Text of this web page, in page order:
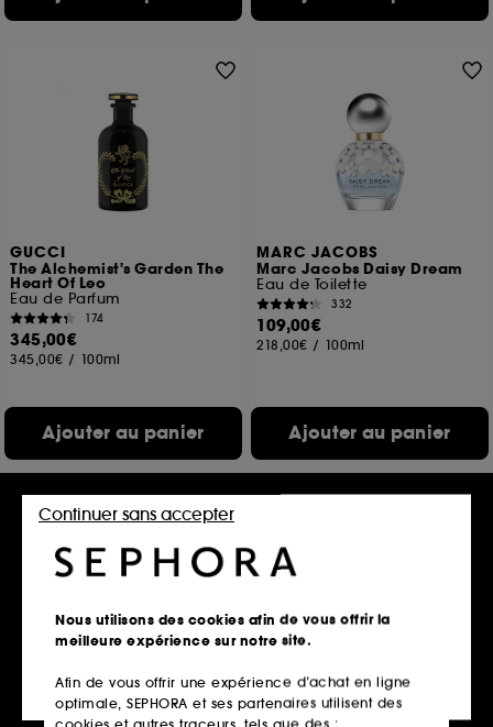
GUCCI
The Alchemist's Garden The
Heart Of Leo
Eau de Parfum
174
345,00€
345,00€ / 100ml
Ajouter au panier
MARC JACOBS
Marc Jacobs Daisy Dream
Eau de Toilette
332
109,00€
218,00€ / 100ml
Ajouter au panier
ACQUA DI PARMA
Arancia di Capri La Riserva
Eau de Parfum
GUCCI
The Alchemist's Garden
Winter's Spring
Nous utilisons des cookies afin de vous offrir la
meilleure expérience sur notre site.
Afin de vous offrir une expérience d’achat en ligne
optimale, SEPHORA et ses partenaires utilisent des
cookies et autres traceurs, tels que des :
Continuer sans accepter